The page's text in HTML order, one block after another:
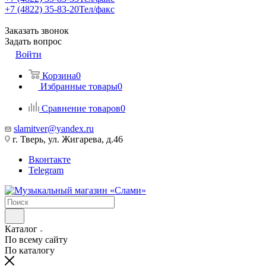
+7 (4822) 35-83-20Тел/факс
Заказать звонок
Задать вопрос
Войти
Корзина0
Избранные товары0
Сравнение товаров0
slamitver@yandex.ru
г. Тверь, ул. Жигарева, д.46
Вконтакте
Telegram
Каталог
По всему сайту
По каталогу